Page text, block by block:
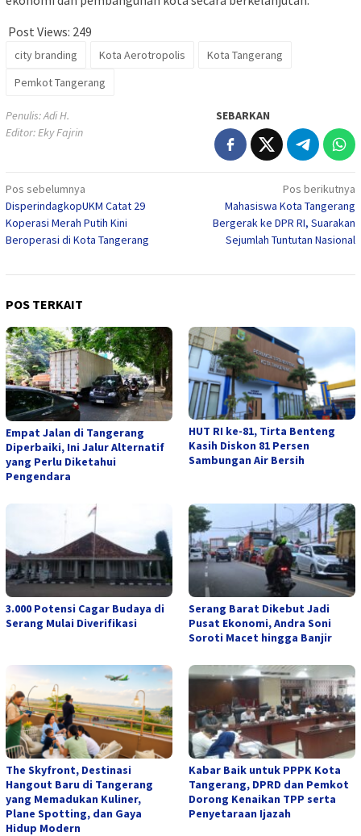
Post Views: 249
city branding Kota Aerotropolis
Kota Tangerang
Pemkot Tangerang
Penulis: Adi H.
Editor: Eky Fajrin
SEBARKAN
Navigasi
pos
Pos sebelumnya
DisperindagkopUKM Catat 29
Koperasi Merah Putih Kini
Beroperasi di Kota Tangerang
Pos berikutnya
Mahasiswa Kota Tangerang
Bergerak ke DPR RI, Suarakan
Sejumlah Tuntutan Nasional
POS TERKAIT
Empat Jalan di Tangerang
Diperbaiki, Ini Jalur Alternatif
yang Perlu Diketahui
Pengendara
HUT RI ke-81, Tirta Benteng
Kasih Diskon 81 Persen
Sambungan Air Bersih
3.000 Potensi Cagar Budaya di
Serang Mulai Diverifikasi
Serang Barat Dikebut Jadi
Pusat Ekonomi, Andra Soni
Soroti Macet hingga Banjir
The Skyfront, Destinasi
Hangout Baru di Tangerang
yang Memadukan Kuliner,
Plane Spotting, dan Gaya
Hidup Modern
Kabar Baik untuk PPPK Kota
Tangerang, DPRD dan Pemkot
Dorong Kenaikan TPP serta
Penyetaraan Ijazah